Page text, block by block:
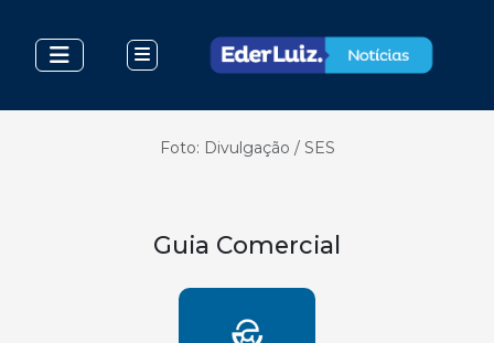
Foto: Divulgação / SES
Guia Comercial